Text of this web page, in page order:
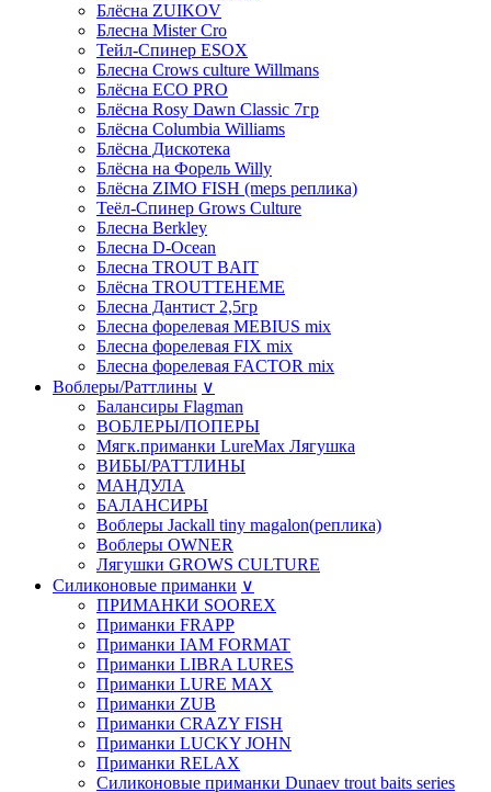
Блёсна ZUIKOV
Блесна Mister Cro
Тейл-Спинер ESOX
Блесна Crows culture Willmans
Блёсна ECO PRO
Блёсна Rosy Dawn Classic 7гр
Блёсна Columbia Williams
Блёсна Дискотека
Блёсна на Форель Willy
Блёсна ZIMO FISH (meps реплика)
Теёл-Спинер Grows Culture
Блесна Berkley
Блесна D-Ocean
Блесна TROUT BAIT
Блёсна TROUTTEHEME
Блесна Дантист 2,5гр
Блесна форелевая MEBIUS mix
Блесна форелевая FIX mix
Блесна форелевая FACTOR mix
Воблеры/Раттлины ∨
Балансиры Flagman
ВОБЛЕРЫ/ПОПЕРЫ
Мягк.приманки LureMax Лягушка
ВИБЫ/РАТТЛИНЫ
МАНДУЛА
БАЛАНСИРЫ
Воблеры Jackall tiny magalon(реплика)
Воблеры OWNER
Лягушки GROWS CULTURE
Силиконовые приманки ∨
ПРИМАНКИ SOOREX
Приманки FRAPP
Приманки IAM FORMAT
Приманки LIBRA LURES
Приманки LURE MAX
Приманки ZUB
Приманки CRAZY FISH
Приманки LUCKY JOHN
Приманки RELAX
Силиконовые приманки Dunaev trout baits series